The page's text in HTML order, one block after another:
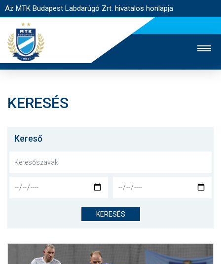
Az MTK Budapest Labdarúgó Zrt. hivatalos honlapja
JEGYÉRTÉKESÍTÉS
NYITÓLAP
CSAPATOK
KLUB
KERESÉS
Kereső
KERESÉS